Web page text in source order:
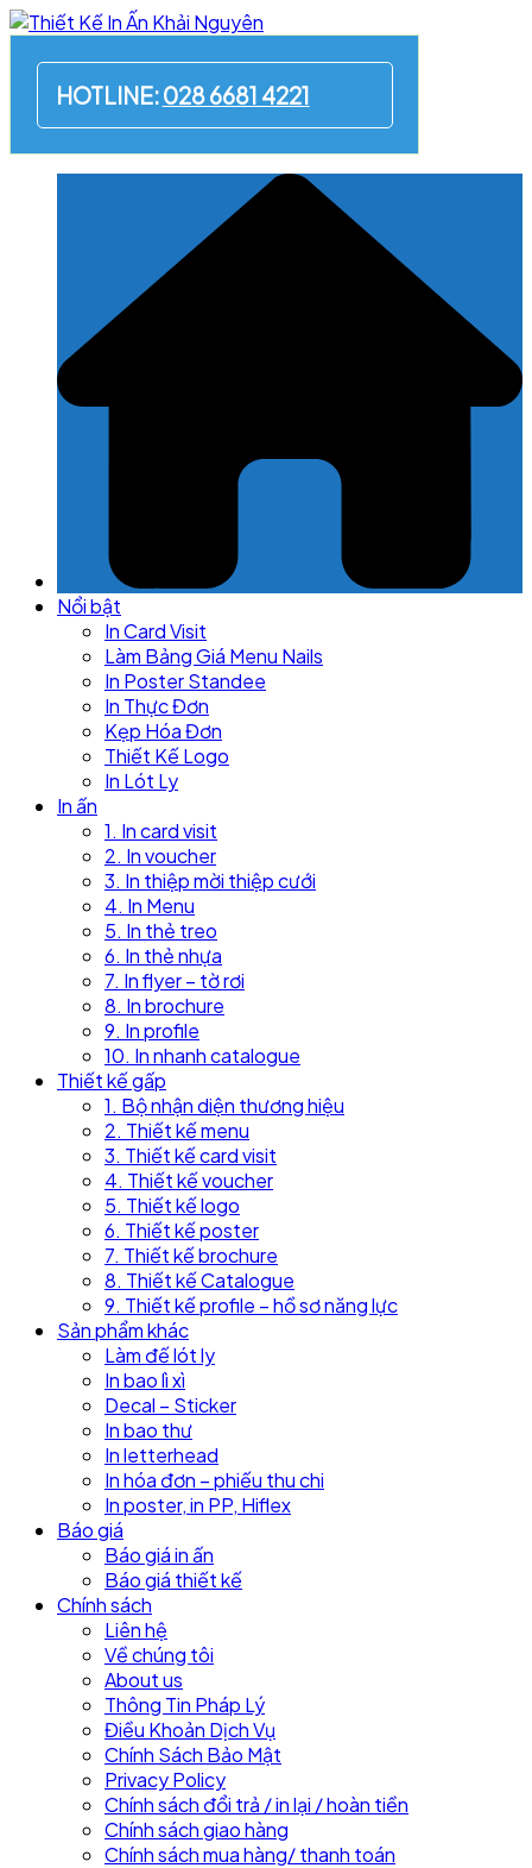
Skip
content
HOTLINE:028 6681 4221
Nổi bật
In Card Visit
Làm Bảng Giá Menu Nails
In Poster Standee
In Thực Đơn
Kẹp Hóa Đơn
Thiết Kế Logo
In Lót Ly
In ấn
1. In card visit
2. In voucher
3. In thiệp mời thiệp cưới
4. In Menu
5. In thẻ treo
6. In thẻ nhựa
7. In flyer – tờ rơi
8. In brochure
9. In profile
10. In nhanh catalogue
Thiết kế gấp
1. Bộ nhận diện thương hiệu
2. Thiết kế menu
3. Thiết kế card visit
4. Thiết kế voucher
5. Thiết kế logo
6. Thiết kế poster
7. Thiết kế brochure
8. Thiết kế Catalogue
9. Thiết kế profile – hồ sơ năng lực
Sản phẩm khác
Làm đế lót ly
In bao lì xì
Decal – Sticker
In bao thư
In letterhead
In hóa đơn – phiếu thu chi
In poster, in PP, Hiflex
Báo giá
Báo giá in ấn
Báo giá thiết kế
Chính sách
Liên hệ
Về chúng tôi
About us
Thông Tin Pháp Lý
Điều Khoản Dịch Vụ
Chính Sách Bảo Mật
Privacy Policy
Chính sách đổi trả / in lại / hoàn tiền
Chính sách giao hàng
Chính sách mua hàng/ thanh toán